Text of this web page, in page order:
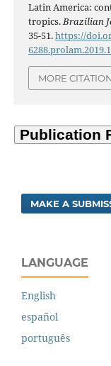
Latin America:
tropics. Brazilian
35-51.https://
MORE
MAKE A
LANGUAGE
English
español
português